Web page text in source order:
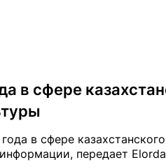
в сфере
в сфере
передает